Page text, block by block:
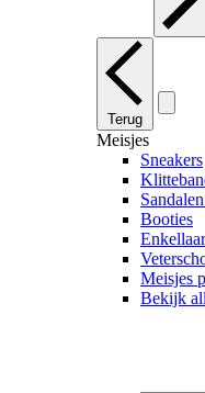
Terug
Meisjes
Sneakers
Booties
Meisjes
Bekijk